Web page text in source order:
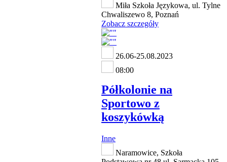
Miła Szkoła Językowa, ul. Tylne
Chwaliszewo 8, Poznań
Zobacz szczegóły
26.06-25.08.2023
08:00
Półkolonie na
Sportowo z
koszykówką
Inne
Naramowice, Szkoła